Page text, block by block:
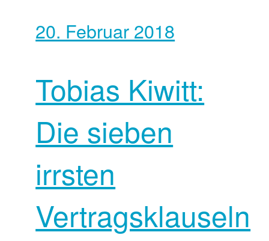
20. Februar 2018
Tobias Kiwitt:
Die sieben
irrsten
Vertragsklauseln